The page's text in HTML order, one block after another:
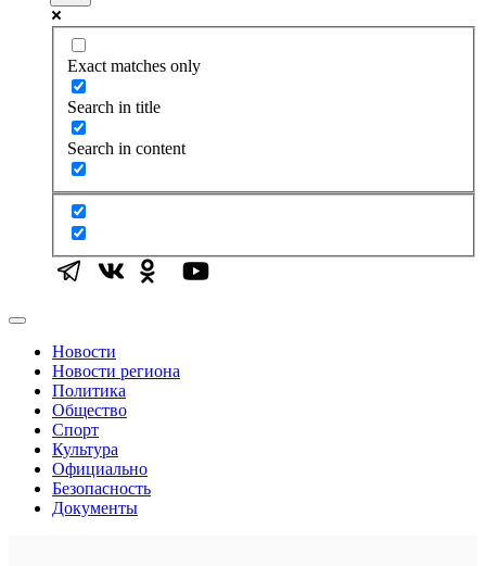
Exact matches only
Search in title
Search in content
Новости
Новости региона
Политика
Общество
Спорт
Культура
Официально
Безопасность
Документы